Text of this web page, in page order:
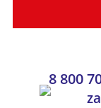
8 800